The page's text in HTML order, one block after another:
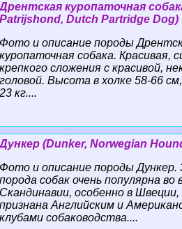
Дрентская куропаточная
Patrijshond, Dutch Partridge Dog)
Фото и описание породы
куропаточная собака. Красивая,
крепкого сложения с красивой,
головой. Высота в холке 58-66
23 кг....
Дункер (Dunker, Norwegian
Фото и описание породы Дункер.
порода собак очень популярна во
Скандинавии, особенно в Швеции,
признана Английским и
клубами собаководства....